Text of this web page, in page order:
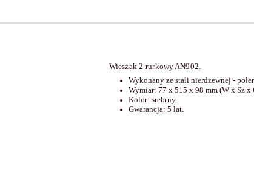
Wieszak 2-rurkowy AN902.
Wykonany ze stali nierdzewnej -
Wymiar: 77 x 515 x 98 mm (W x Sz x
Kolor: srebrny,
Gwarancja: 5 lat.